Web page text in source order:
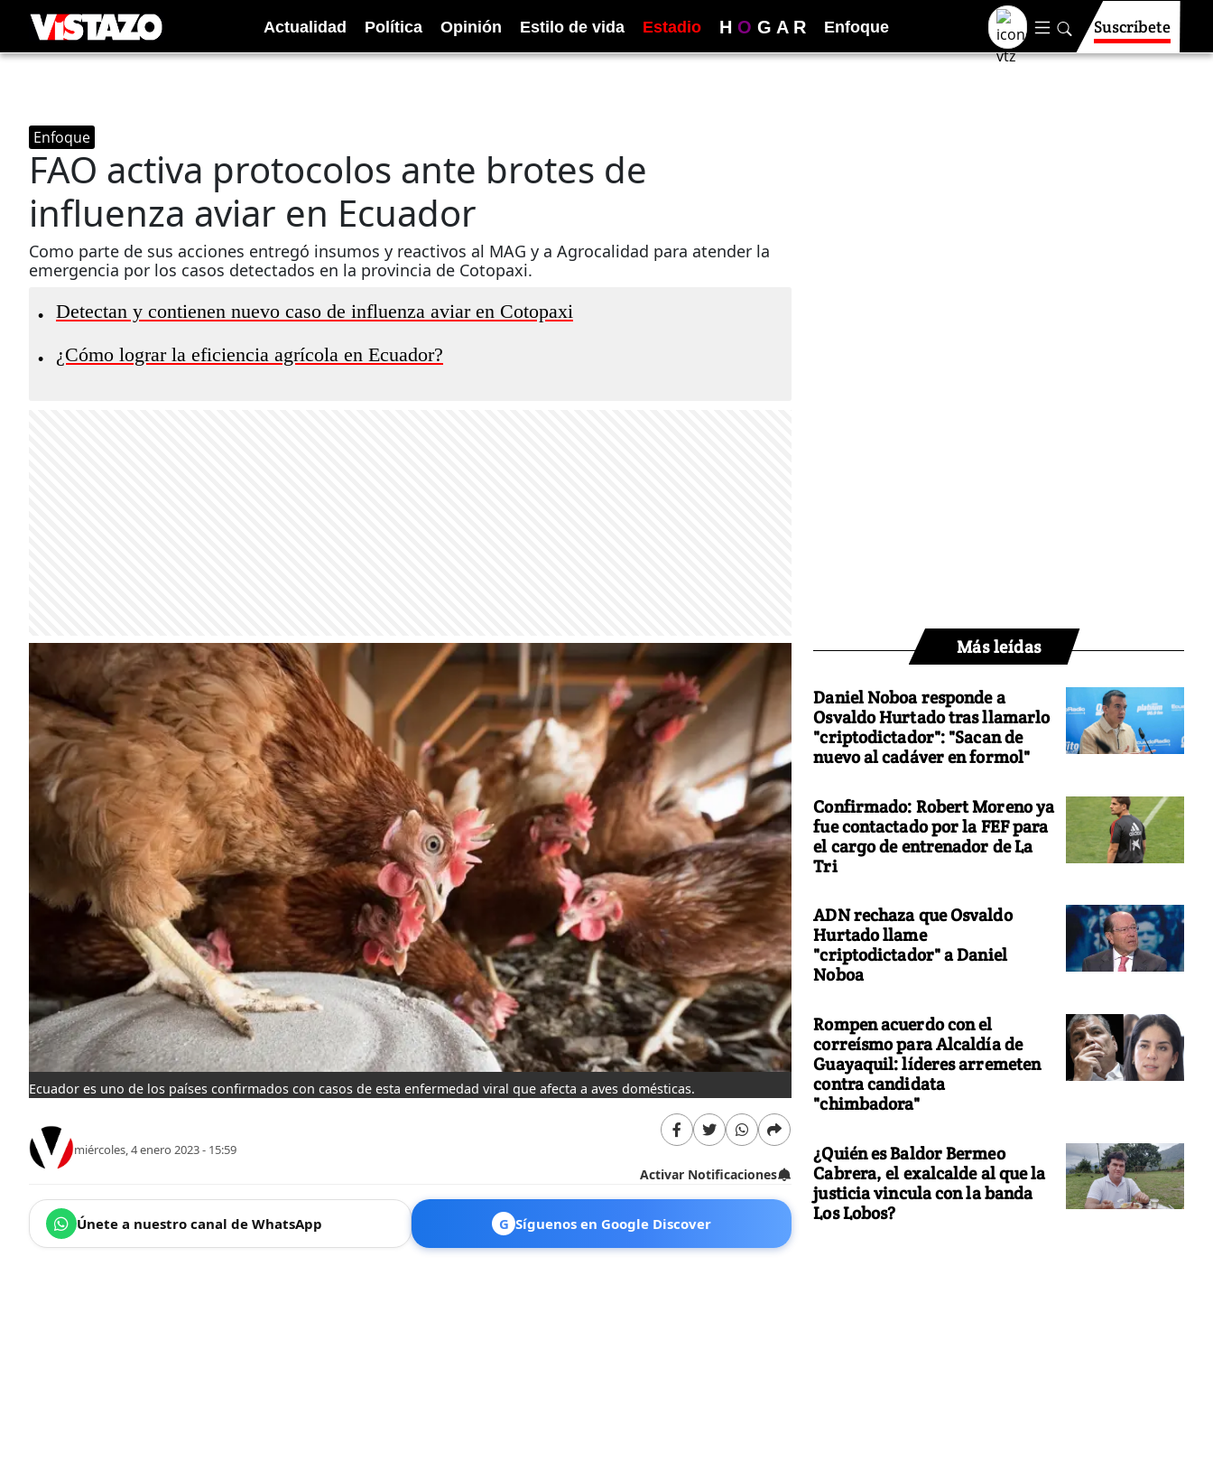
Actualidad Política Opinión Estilo de vida Estadio H O G A R Enfoque Suscríbete
Enfoque
FAO activa protocolos ante brotes de
influenza aviar en Ecuador
Como parte de sus acciones entregó insumos y reactivos al MAG y a Agrocalidad para atender la
emergencia por los casos detectados en la provincia de Cotopaxi.
• Detectan y contienen nuevo caso de influenza aviar en Cotopaxi
• ¿Cómo lograr la eficiencia agrícola en Ecuador?
Ecuador es uno de los países confirmados con casos de esta enfermedad viral que afecta a aves domésticas.
miércoles, 4 enero 2023 - 15:59
Activar Notificaciones
Únete a nuestro canal de WhatsApp G Síguenos en Google Discover
Más leídas
Daniel Noboa responde a
Osvaldo Hurtado tras llamarlo
"criptodictador": "Sacan de
nuevo al cadáver en formol"
Confirmado: Robert Moreno ya
fue contactado por la FEF para
el cargo de entrenador de La
Tri
ADN rechaza que Osvaldo
Hurtado llame
"criptodictador" a Daniel
Noboa
Rompen acuerdo con el
correísmo para Alcaldía de
Guayaquil: líderes arremeten
contra candidata
"chimbadora"
¿Quién es Baldor Bermeo
Cabrera, el exalcalde al que la
justicia vincula con la banda
Los Lobos?